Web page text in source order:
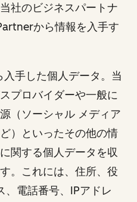
社のビジネスパートナ
から情報を入手す
手した個人データ。当
プロバイダーや一般に
（ソーシャル メディア
）といったその他の情
関する個人データを収
。これには、住所、役
、電話番号、IPアドレ